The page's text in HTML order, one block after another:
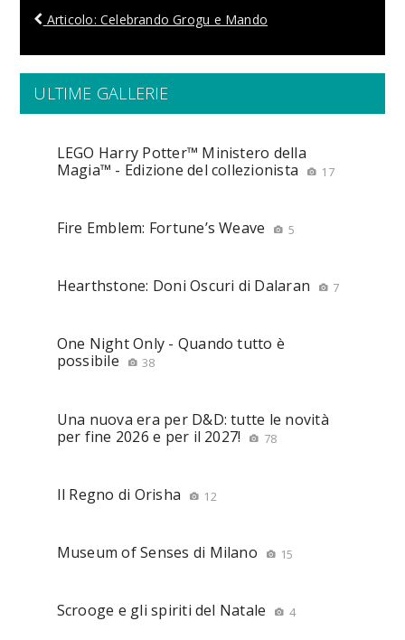
Articolo: Celebrando Grogu e Mando
ULTIME GALLERIE
LEGO Harry Potter™ Ministero della
Magia™ - Edizione del collezionista
17
Fire Emblem: Fortune’s Weave 5
Hearthstone: Doni Oscuri di Dalaran 7
One Night Only - Quando tutto è
possibile
38
Una nuova era per D&D: tutte le novità
per fine 2026 e per il 2027!
78
Il Regno di Orisha 12
Museum of Senses di Milano 15
Scrooge e gli spiriti del Natale 4